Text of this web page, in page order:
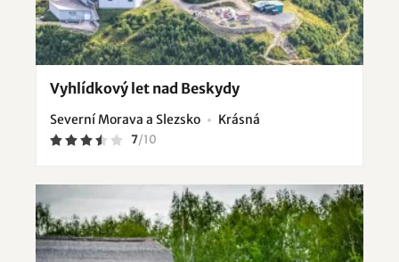
Vyhlídkový let nad Beskydy
Severní Morava a Slezsko Krásná
7/10